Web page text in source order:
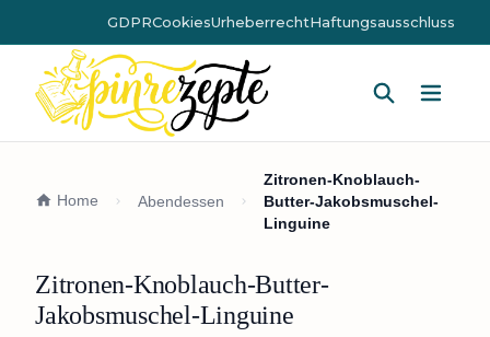
GDPRCookiesUrheberrechtHaftungsausschluss
Home Abendessen
Zitronen-Knoblauch-
Butter-Jakobsmuschel-
Linguine
Zitronen-Knoblauch-Butter-
Jakobsmuschel-Linguine